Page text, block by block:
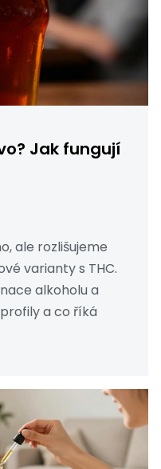
Jak fungují
ale rozlišujeme
varianty s THC.
alkoholu a
a co říká